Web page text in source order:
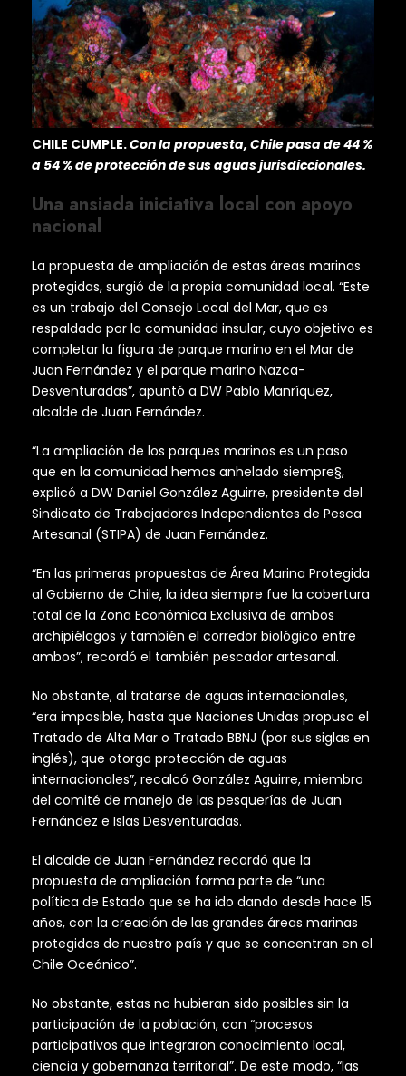
CHILE CUMPLE.Con la propuesta, Chile pasa de 44 %
a 54 % de protección de sus aguas jurisdiccionales.
Una ansiada iniciativa local con apoyo
nacional
La propuesta de ampliación de estas áreas marinas
protegidas, surgió de la propia comunidad local. “Este
es un trabajo del Consejo Local del Mar, que es
respaldado por la comunidad insular, cuyo objetivo es
completar la figura de parque marino en el Mar de
Juan Fernández y el parque marino Nazca-
Desventuradas”, apuntó a DW Pablo Manríquez,
alcalde de Juan Fernández.
“La ampliación de los parques marinos es un paso
que en la comunidad hemos anhelado siempre§,
explicó a DW Daniel González Aguirre, presidente del
Sindicato de Trabajadores Independientes de Pesca
Artesanal (STIPA) de Juan Fernández.
“En las primeras propuestas de Área Marina Protegida
al Gobierno de Chile, la idea siempre fue la cobertura
total de la Zona Económica Exclusiva de ambos
archipiélagos y también el corredor biológico entre
ambos”, recordó el también pescador artesanal.
No obstante, al tratarse de aguas internacionales,
“era imposible, hasta que Naciones Unidas propuso el
Tratado de Alta Mar o Tratado BBNJ (por sus siglas en
inglés), que otorga protección de aguas
internacionales”, recalcó González Aguirre, miembro
del comité de manejo de las pesquerías de Juan
Fernández e Islas Desventuradas.
El alcalde de Juan Fernández recordó que la
propuesta de ampliación forma parte de “una
política de Estado que se ha ido dando desde hace 15
años, con la creación de las grandes áreas marinas
protegidas de nuestro país y que se concentran en el
Chile Oceánico”.
No obstante, estas no hubieran sido posibles sin la
participación de la población, con “procesos
participativos que integraron conocimiento local,
ciencia y gobernanza territorial”. De este modo, “las